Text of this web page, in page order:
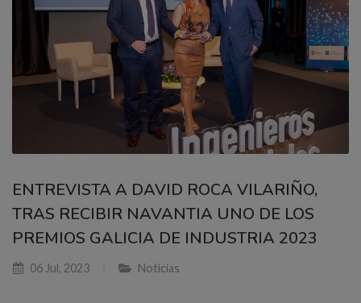
ENTREVISTA A DAVID ROCA VILARIÑO,
TRAS RECIBIR NAVANTIA UNO DE LOS
PREMIOS GALICIA DE INDUSTRIA 2023
06 Jul, 2023 Noticias